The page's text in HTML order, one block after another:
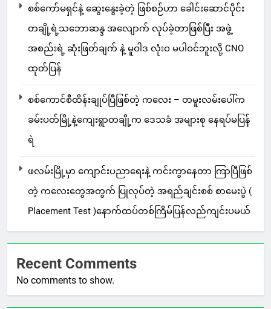
စစ်ကော်မရှင်နဲ့ ဆွေးနွေးခဲ့တဲ့ ဖြစ်စဉ်ဟာ ခေါင်းဆောင်ပိုင်း
တချို့ရဲ့သဘောဆန္ဒ အလျောက် လုပ်ခဲ့တာဖြစ်ပြီး အဖွဲ့
အစည်းရဲ့ ဆုံးဖြတ်ချက် နဲ့ မူဝါဒ လုံးဝ မပါဝင်ဘူးလို့ CNO
ထုတ်ပြန်
စစ်ကောင်စီထိန်းချုပ်ပြီဖြစ်တဲ့ ကလေး – တမူးလမ်းပေါ်က
ခမ်းပတ်မြို့နဲ့ကျေးရွာတချို့က ဒေသခံ အများစု နေရပ်မပြန်
ရဲ
ဖလမ်းမြို့မှာ ကျောင်းပညာရေးနဲ့ ကင်းကွာနေတာ ကြာပြီဖြစ်
တဲ့ ကလေးတွေအတွက် ပြုလုပ်တဲ့ အရည်ချင်းစစ် စာမေးပွဲ (
Placement Test )နောက်ထပ်တစ်ကြိမ်ပြန်လည်ကျင်းပမယ်
Recent Comments
No comments to show.